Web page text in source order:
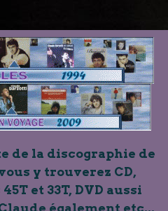
de la discographie de
y trouverez CD,
et 33T, DVD aussi
également etc...